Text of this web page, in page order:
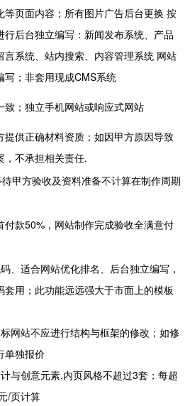
等页面内容；所有图片广告后台更换 按
行后台独立编写：新闻发布系统、产品
言系统、站内搜索、内容管理系统 网站
写；非套用现成CMS系统
致；独立手机网站或响应式网站
提供正确材料资质；如因甲方原因导致
，不承担相关责任.
甲方验收及资料准备不计算在制作周期
付款50%，网站制作完成验收全满意付
、适合网站优化排名、后台独立编写，
套用；此功能远远强大于市面上的模板
网站不应进行结构与框架的修改；如修
单独报价
与创意元素,内页风格不超过3套；每超
/页计算